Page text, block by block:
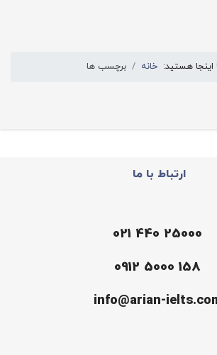
هستید: خانه برچسب ها
ارتباط با ما
021 440 25000
موبایل
0912 5000 158
info@arian-